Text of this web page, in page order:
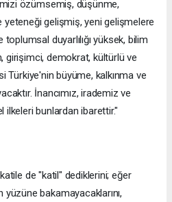
özümsemiş, düşünme,
gelişmiş, yeni gelişmelere
duyarlılığı yüksek, bilim
girişimci, demokrat, kültürlü ve
Türkiye'nin büyüme, kalkınma ve
İnancımız, irademiz ve
ilkeleri bunlardan ibarettir."
de "katil" dediklerini; eğer
bakamayacaklarını,